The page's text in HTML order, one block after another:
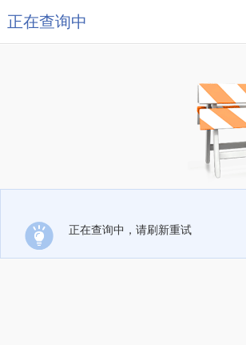
正在查询中
正在查询中，请刷新重试